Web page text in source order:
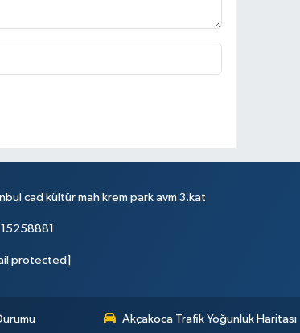
cad kültür mah krem park avm 3.kat
protected]
Akçakoca Trafik Yoğunluk Haritası